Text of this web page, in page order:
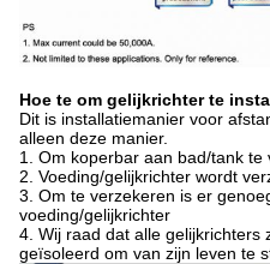
Hoe te om gelijkrichter te
Dit is installatiemanier voor
alleen deze manier.
1. Om koperbar aan bad/tank te
2. Voeding/gelijkrichter wordt
3. Om te verzekeren is er
voeding/gelijkrichter
4. Wij raad dat alle gelijkrichters
geïsoleerd om van zijn leven te